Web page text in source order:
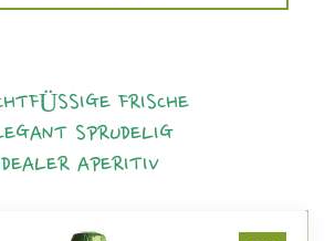
FRISCHE
SPRUDELIG
APERITIV